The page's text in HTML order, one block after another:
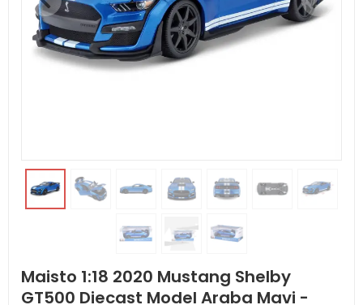
Maisto 1:18 2020 Mustang Shelby
GT500 Diecast Model Araba Mavi -